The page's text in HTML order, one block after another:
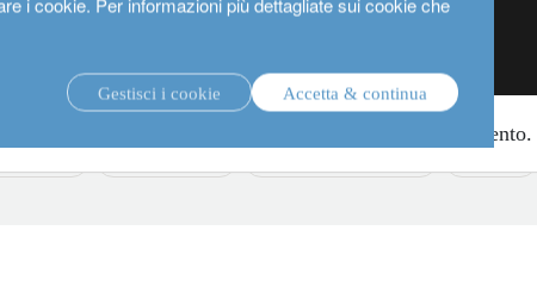
Gestisci i cookie Accetta & continua
fondi di investimento.